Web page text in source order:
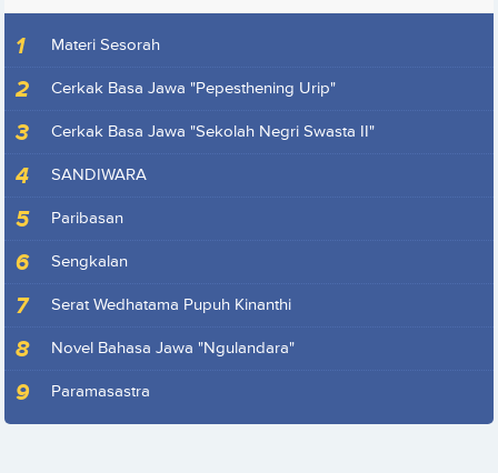
Materi Sesorah
Cerkak Basa Jawa "Pepesthening Urip"
Cerkak Basa Jawa "Sekolah Negri Swasta II"
SANDIWARA
Paribasan
Sengkalan
Serat Wedhatama Pupuh Kinanthi
Novel Bahasa Jawa "Ngulandara"
Paramasastra